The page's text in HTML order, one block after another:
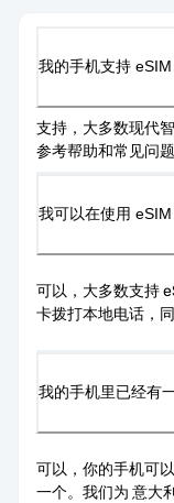
我的手机支持 eSIM
支持，大多数现代
参考帮助和常见问
我可以在使用
可以，大多数支持
卡拨打本地电话，
我的手机里已经有
可以，你的手机可
一个。我们为 意大